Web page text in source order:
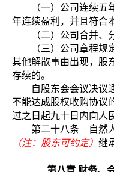
（一）公司连续
年连续盈利，并且符合
（二）公司合并、
（三）公司章程
其他解散事由出现，股
存续的。
自股东会会议决议
不能达成股权收购协议
过之日起九十日内向人
第二十八条 自然
（注：股东可约定） 继
第八章 财务、